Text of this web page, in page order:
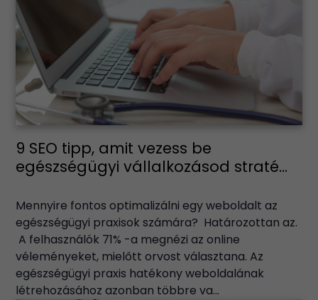
9 SEO tipp, amit vezess be
egészségügyi vállalkozásod straté...
Mennyire fontos optimalizálni egy weboldalt az
egészségügyi praxisok számára? Határozottan az.
A felhasználók 71% -a megnézi az online
véleményeket, mielőtt orvost választana. Az
egészségügyi praxis hatékony weboldalának
létrehozásához azonban többre va...